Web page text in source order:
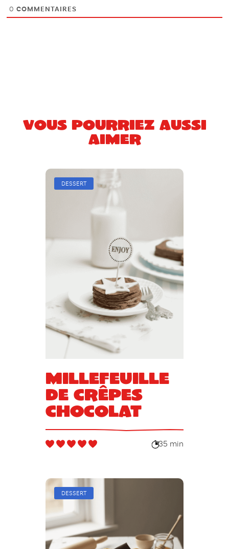
0 COMMENTAIRES
Vous pourriez aussi
aimer
DESSERT
Millefeuille
de crêpes
chocolat
35 min
DESSERT